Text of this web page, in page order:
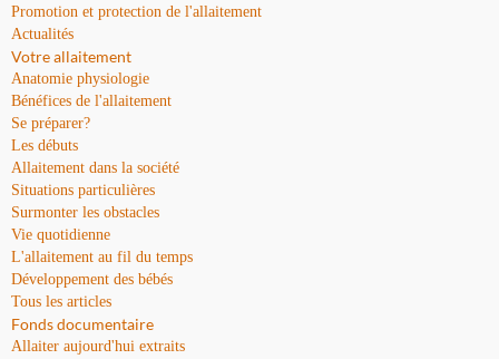
Promotion et protection de l'allaitement
Actualités
Votre allaitement
Anatomie physiologie
Bénéfices de l'allaitement
Se préparer?
Les débuts
Allaitement dans la société
Situations particulières
Surmonter les obstacles
Vie quotidienne
L'allaitement au fil du temps
Développement des bébés
Tous les articles
Fonds documentaire
Allaiter aujourd'hui extraits